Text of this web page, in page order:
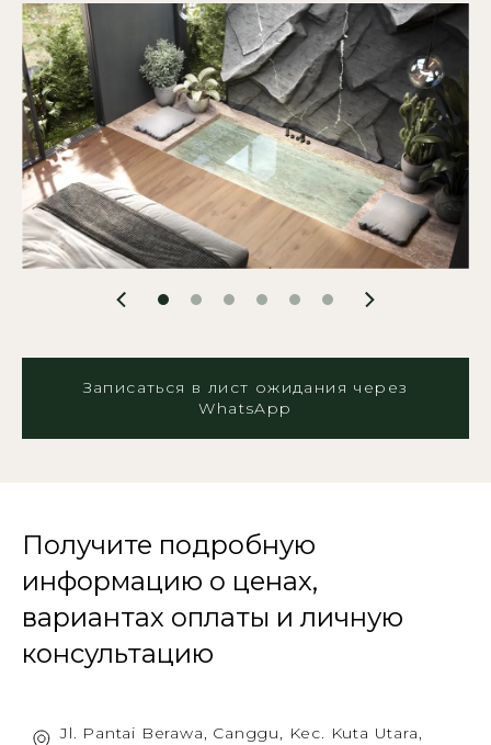
Записаться в лист ожидания через
WhatsApp
Получите подробную
информацию о ценах,
вариантах оплаты и личную
консультацию
Jl. Pantai Berawa, Canggu, Kec. Kuta Utara,